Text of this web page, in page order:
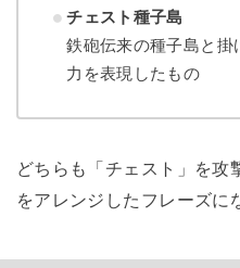
チェスト種子島
鉄砲伝来の種子島と掛
力を表現したもの
どちらも「チェスト」を攻
をアレンジしたフレーズに